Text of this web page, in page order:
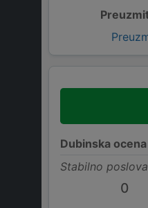
Dubinska
Stabilno
0